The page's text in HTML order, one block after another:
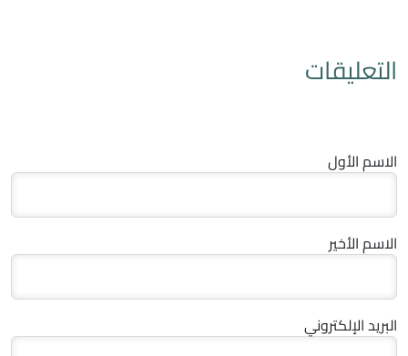
التعليقات
الاسم الأول
الاسم الأخير
البريد الإلكتروني